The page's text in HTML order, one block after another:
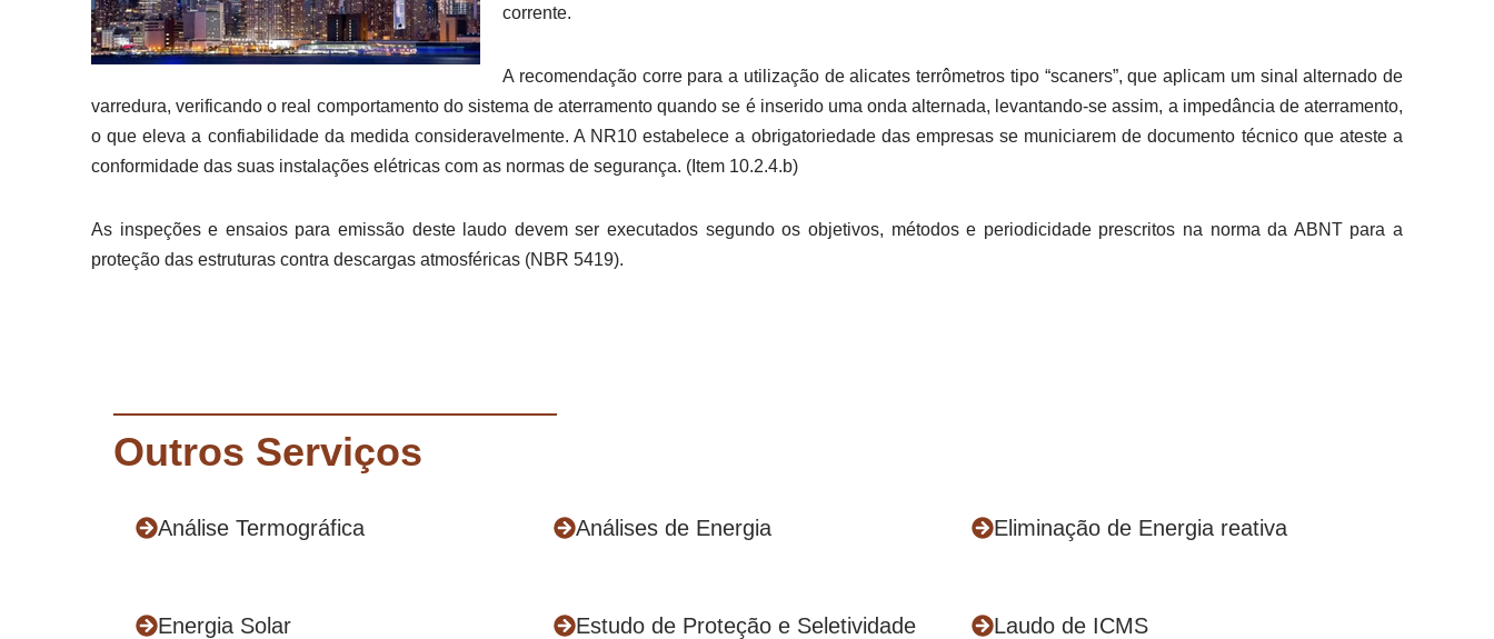
corrente.
A recomendação corre para a utilização de alicates terrômetros tipo “scaners”, que aplicam um sinal alternado de
varredura, verificando o real comportamento do sistema de aterramento quando se é inserido uma onda alternada, levantando-se assim, a impedância de aterramento,
o que eleva a confiabilidade da medida consideravelmente. A NR10 estabelece a obrigatoriedade das empresas se municiarem de documento técnico que ateste a
conformidade das suas instalações elétricas com as normas de segurança. (Item 10.2.4.b)
As inspeções e ensaios para emissão deste laudo devem ser executados segundo os objetivos, métodos e periodicidade prescritos na norma da ABNT para a
proteção das estruturas contra descargas atmosféricas (NBR 5419).
Outros Serviços
Análise Termográfica Análises de Energia Eliminação de Energia reativa
Energia Solar Estudo de Proteção e Seletividade Laudo de ICMS